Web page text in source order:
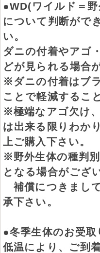
●WD(ワイルド＝
について判断がで
い。
ダニの付着やアゴ
どが見られる場合
※ダニの付着はブ
ことで軽減するこ
※極端なアゴ欠け
は出来る限りわか
上ご購入下さい。
※野外生体の種判
となる場合がござ
補償につきまし
承下さい。
●冬季生体のお受
低温により、ご到